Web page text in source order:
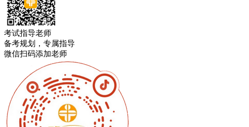
考试指导老师
备考规划，专属指导
微信扫码添加老师